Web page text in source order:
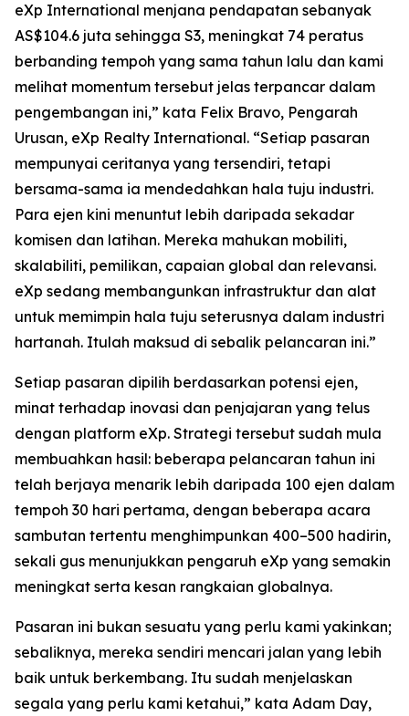
eXp International menjana pendapatan sebanyak
AS$104.6 juta sehingga S3, meningkat 74 peratus
berbanding tempoh yang sama tahun lalu dan kami
melihat momentum tersebut jelas terpancar dalam
pengembangan ini,” kata Felix Bravo, Pengarah
Urusan, eXp Realty International. “Setiap pasaran
mempunyai ceritanya yang tersendiri, tetapi
bersama-sama ia mendedahkan hala tuju industri.
Para ejen kini menuntut lebih daripada sekadar
komisen dan latihan. Mereka mahukan mobiliti,
skalabiliti, pemilikan, capaian global dan relevansi.
eXp sedang membangunkan infrastruktur dan alat
untuk memimpin hala tuju seterusnya dalam industri
hartanah. Itulah maksud di sebalik pelancaran ini.”
Setiap pasaran dipilih berdasarkan potensi ejen,
minat terhadap inovasi dan penjajaran yang telus
dengan platform eXp. Strategi tersebut sudah mula
membuahkan hasil: beberapa pelancaran tahun ini
telah berjaya menarik lebih daripada 100 ejen dalam
tempoh 30 hari pertama, dengan beberapa acara
sambutan tertentu menghimpunkan 400–500 hadirin,
sekali gus menunjukkan pengaruh eXp yang semakin
meningkat serta kesan rangkaian globalnya.
Pasaran ini bukan sesuatu yang perlu kami yakinkan;
sebaliknya, mereka sendiri mencari jalan yang lebih
baik untuk berkembang. Itu sudah menjelaskan
segala yang perlu kami ketahui,” kata Adam Day,